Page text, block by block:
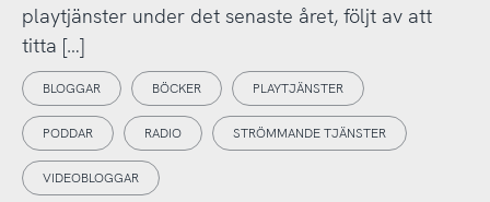
playtjänster under det senaste året, följt av att
titta […]
BLOGGAR BÖCKER PLAYTJÄNSTER
PODDAR RADIO STRÖMMANDE TJÄNSTER
VIDEOBLOGGAR